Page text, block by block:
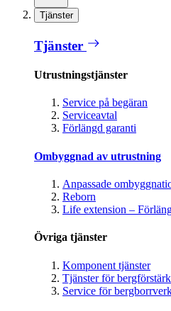
Tjänster
Tjänster
Utrustningstjänster
Service på begäran
Serviceavtal
Förlängd garanti
Ombyggnad av utrustning
Anpassade
Reborn
Life extension –
Övriga tjänster
Komponent tjänster
Tjänster för
Service för